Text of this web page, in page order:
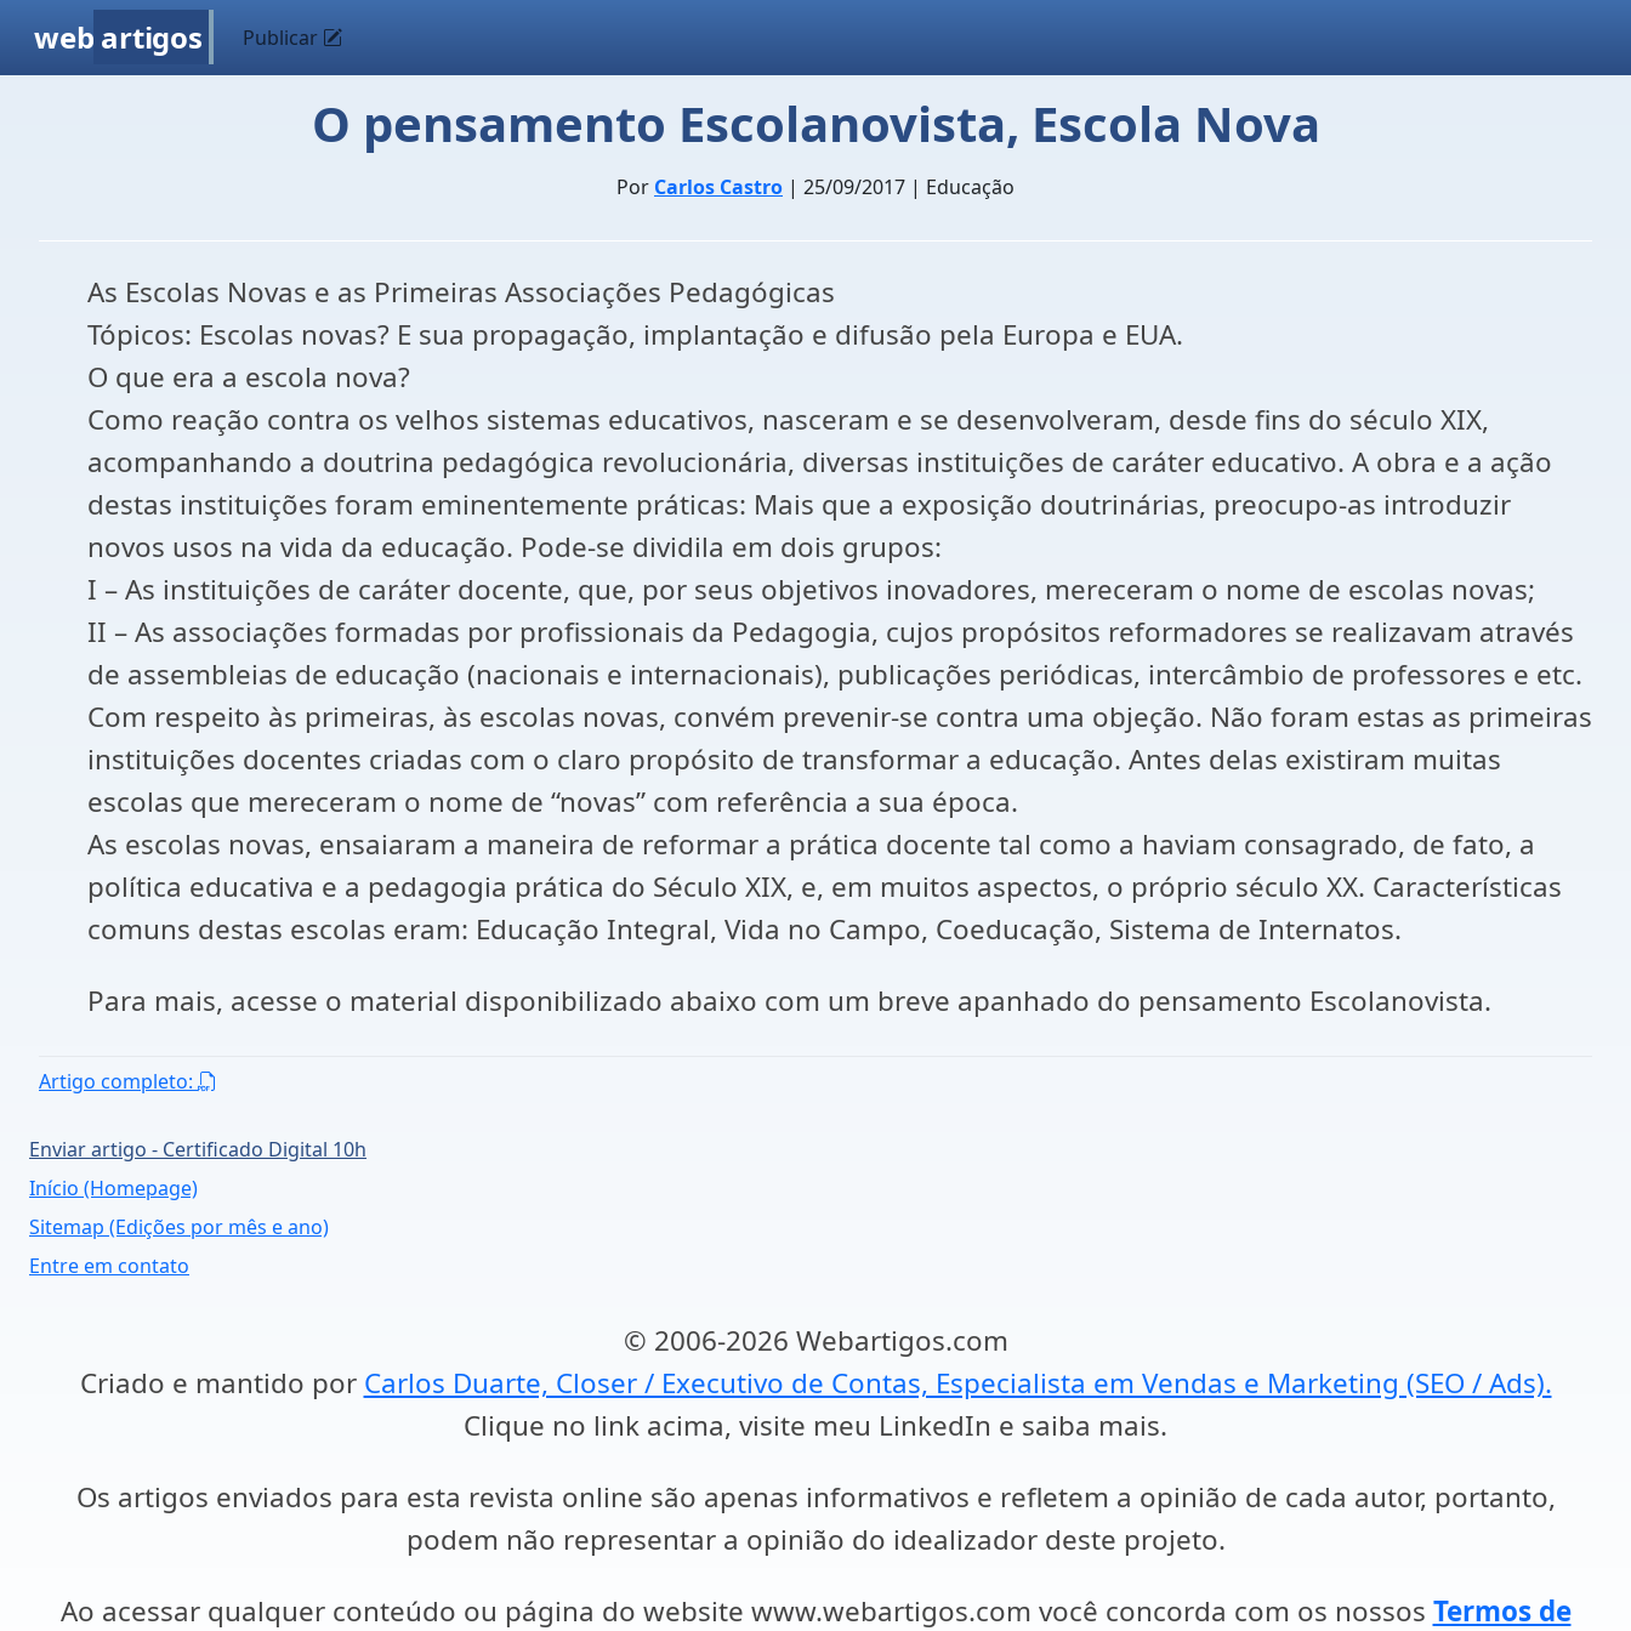
web artigos Publicar
O pensamento Escolanovista, Escola Nova
Por Carlos Castro | 25/09/2017 | Educação
As Escolas Novas e as Primeiras Associações Pedagógicas
Tópicos: Escolas novas? E sua propagação, implantação e difusão pela Europa e EUA.
O que era a escola nova?
Como reação contra os velhos sistemas educativos, nasceram e se desenvolveram, desde fins do século XIX,
acompanhando a doutrina pedagógica revolucionária, diversas instituições de caráter educativo. A obra e a ação
destas instituições foram eminentemente práticas: Mais que a exposição doutrinárias, preocupo-as introduzir
novos usos na vida da educação. Pode-se dividila em dois grupos:
I – As instituições de caráter docente, que, por seus objetivos inovadores, mereceram o nome de escolas novas;
II – As associações formadas por profissionais da Pedagogia, cujos propósitos reformadores se realizavam através
de assembleias de educação (nacionais e internacionais), publicações periódicas, intercâmbio de professores e etc.
Com respeito às primeiras, às escolas novas, convém prevenir-se contra uma objeção. Não foram estas as primeiras
instituições docentes criadas com o claro propósito de transformar a educação. Antes delas existiram muitas
escolas que mereceram o nome de “novas” com referência a sua época.
As escolas novas, ensaiaram a maneira de reformar a prática docente tal como a haviam consagrado, de fato, a
política educativa e a pedagogia prática do Século XIX, e, em muitos aspectos, o próprio século XX. Características
comuns destas escolas eram: Educação Integral, Vida no Campo, Coeducação, Sistema de Internatos.
Para mais, acesse o material disponibilizado abaixo com um breve apanhado do pensamento Escolanovista.
Artigo completo:
Enviar artigo - Certificado Digital 10h
Início (Homepage)
Sitemap (Edições por mês e ano)
Entre em contato
© 2006-2026 Webartigos.com
Criado e mantido por Carlos Duarte, Closer / Executivo de Contas, Especialista em Vendas e Marketing (SEO / Ads).
Clique no link acima, visite meu LinkedIn e saiba mais.
Os artigos enviados para esta revista online são apenas informativos e refletem a opinião de cada autor, portanto,
podem não representar a opinião do idealizador deste projeto.
Ao acessar qualquer conteúdo ou página do website www.webartigos.com você concorda com os nossos Termos de